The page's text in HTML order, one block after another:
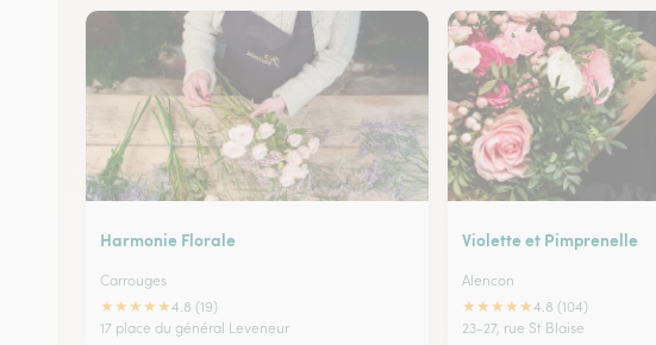
Harmonie Florale
Carrouges
★★★★★4.8 (19)
17 place du général Leveneur
Violette et Pimprenelle
Alencon
★★★★★4.8 (104)
23-27, rue St Blaise